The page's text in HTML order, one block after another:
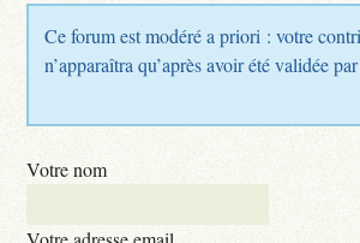
Ce forum est modéré a priori : votre
n’apparaîtra qu’après avoir été validée
Votre nom